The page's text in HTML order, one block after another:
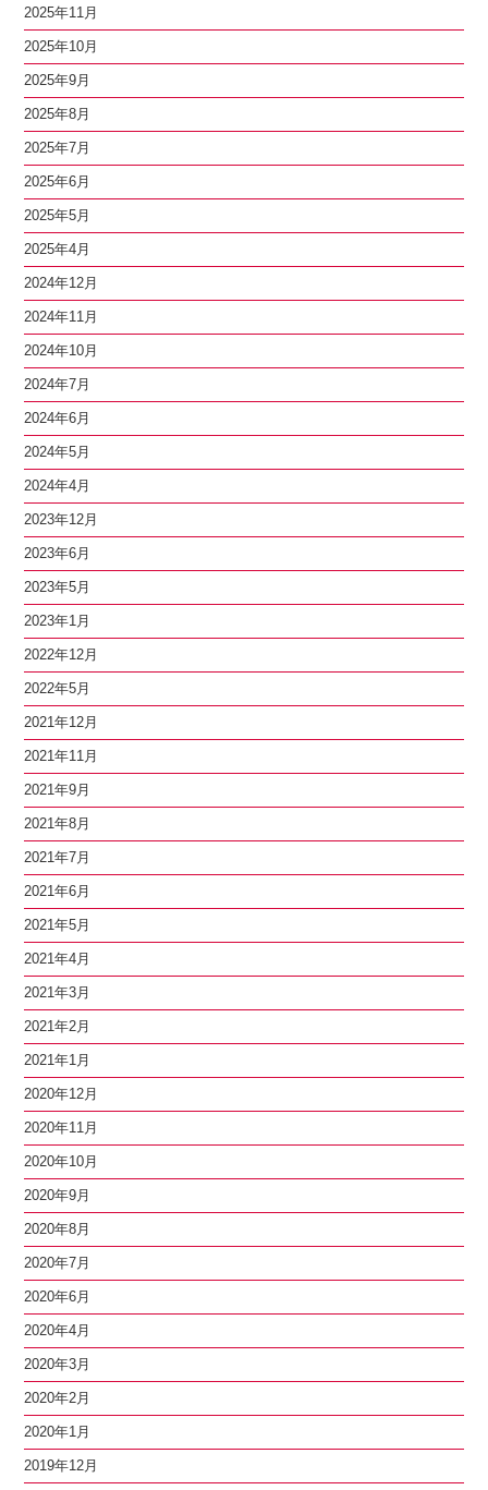
2025年11月
2025年10月
2025年9月
2025年8月
2025年7月
2025年6月
2025年5月
2025年4月
2024年12月
2024年11月
2024年10月
2024年7月
2024年6月
2024年5月
2024年4月
2023年12月
2023年6月
2023年5月
2023年1月
2022年12月
2022年5月
2021年12月
2021年11月
2021年9月
2021年8月
2021年7月
2021年6月
2021年5月
2021年4月
2021年3月
2021年2月
2021年1月
2020年12月
2020年11月
2020年10月
2020年9月
2020年8月
2020年7月
2020年6月
2020年4月
2020年3月
2020年2月
2020年1月
2019年12月